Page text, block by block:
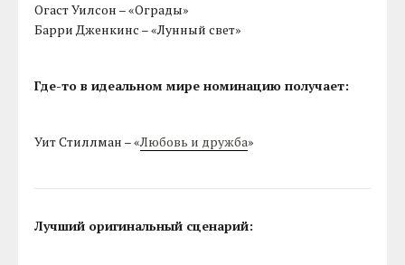
Огаст Уилсон – «Ограды»
Барри Дженкинс – «Лунный свет»
Где-то в идеальном мире номинацию получает:
Уит Стиллман – «Любовь и дружба»
Лучший оригинальный сценарий: